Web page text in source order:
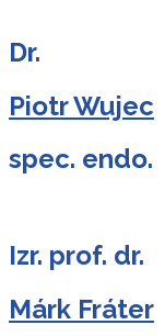
Dr.
Piotr Wujec
spec. endo.
Izr. prof. dr.
Márk Fráter